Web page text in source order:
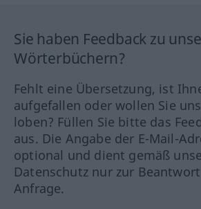
Sie haben Feedback zu
Wörterbüchern?
Fehlt eine Übersetzung, ist
aufgefallen oder wollen Sie
loben? Füllen Sie bitte das
aus. Die Angabe der E-Mail-
optional und dient gemäß
Datenschutz nur zur
Anfrage.